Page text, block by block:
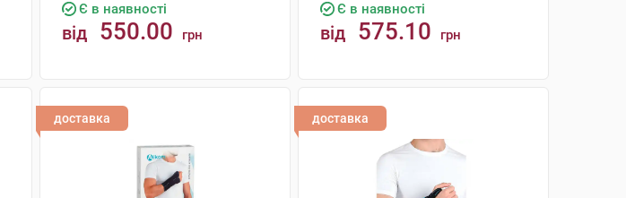
Є в наявності
від 550.00 грн
Є в наявності
від 575.10 грн
доставка доставка